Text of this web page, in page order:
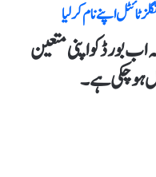
ٹائٹل اپنے نام کر لیا
اب بورڈ کو اپنی متعین
ہو چکی ہے۔